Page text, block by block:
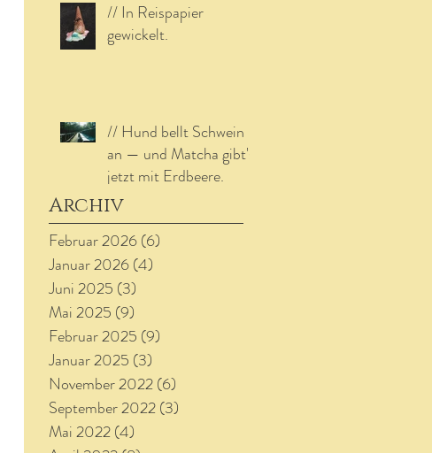
// In Reispapier
gewickelt.
// Hund bellt Schwein
an — und Matcha gibt's
jetzt mit Erdbeere.
Archiv
Februar 2026(6)
Januar 2026(4)
Juni 2025 (3)
Mai 2025 (9)
Februar 2025 (9)
Januar 2025 (3)
November 2022(6)
September 2022(3)
Mai 2022(4)